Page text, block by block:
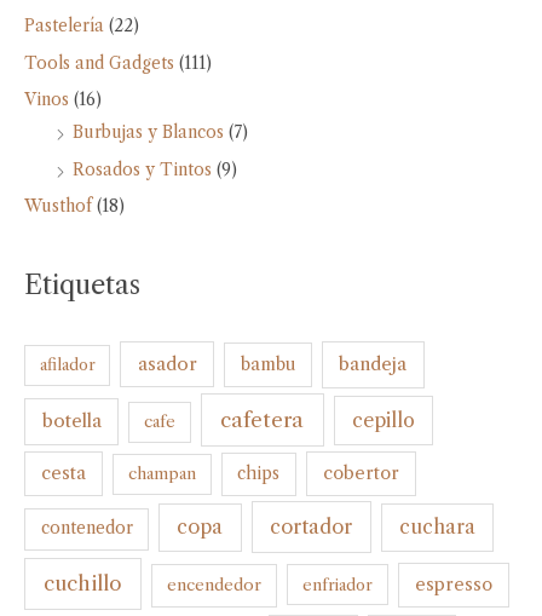
Pastelería (22)
Tools and Gadgets (111)
Vinos (16)
Burbujas y Blancos (7)
Rosados y Tintos (9)
Wusthof (18)
Etiquetas
afilador asador bambu bandeja
botella cafe cafetera cepillo
cesta champan chips cobertor
contenedor copa cortador cuchara
cuchillo encendedor enfriador espresso